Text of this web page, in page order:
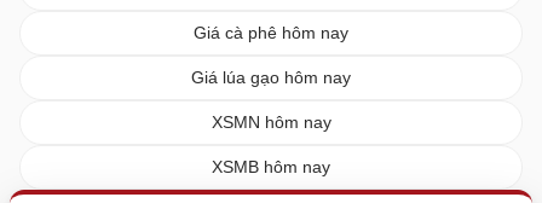
Giá cà phê hôm nay
Giá lúa gạo hôm nay
XSMN hôm nay
XSMB hôm nay